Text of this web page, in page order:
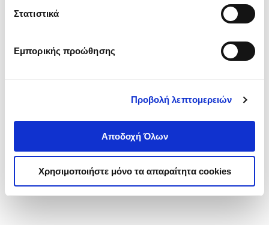
Στατιστικά
Εμπορικής προώθησης
Προβολή λεπτομερειών
Αποδοχή Όλων
Χρησιμοποιήστε μόνο τα απαραίτητα cookies